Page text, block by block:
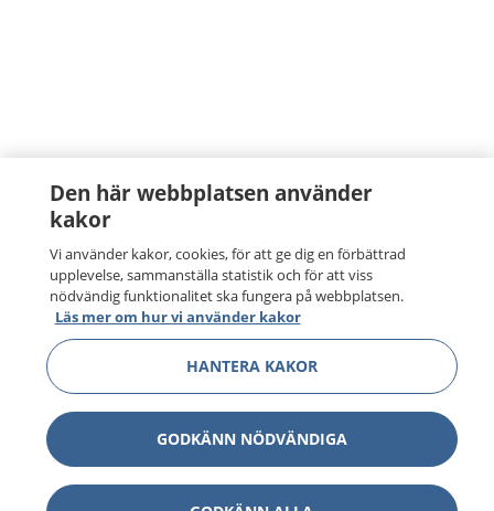
Den här webbplatsen använder
kakor
Vi använder kakor, cookies, för att ge dig en förbättrad
upplevelse, sammanställa statistik och för att viss
nödvändig funktionalitet ska fungera på webbplatsen.
Läs mer om hur vi använder kakor
HANTERA KAKOR
GODKÄNN NÖDVÄNDIGA